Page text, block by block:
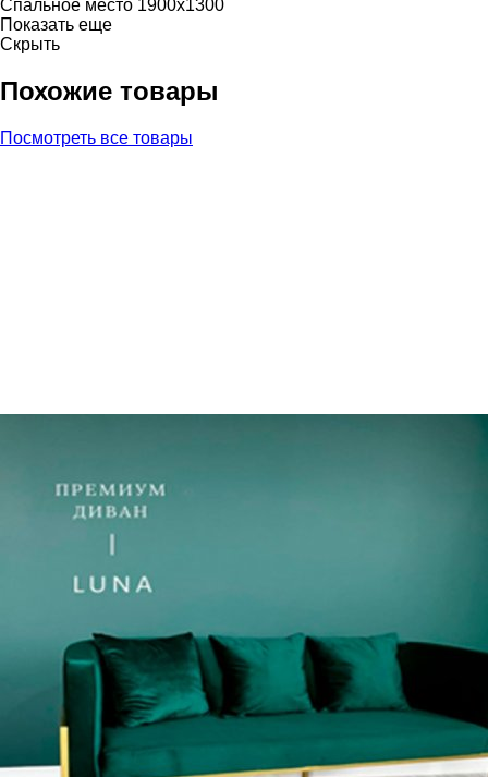
Спальное место 1900х1300
Показать еще
Скрыть
Похожие товары
Посмотреть все товары